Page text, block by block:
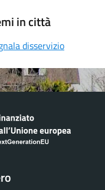
in città
disservizio